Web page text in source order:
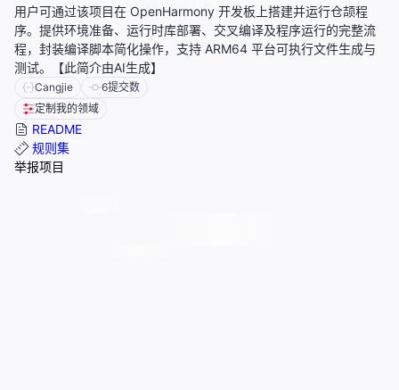
用户可通过该项目在 OpenHarmony 开发板上搭建并运行仓颉程
序。提供环境准备、运行时库部署、交叉编译及程序运行的完整流
程，封装编译脚本简化操作，支持 ARM64 平台可执行文件生成与
测试。【此简介由AI生成】
Cangjie 6提交数
定制我的领域
README
规则集
举报项目